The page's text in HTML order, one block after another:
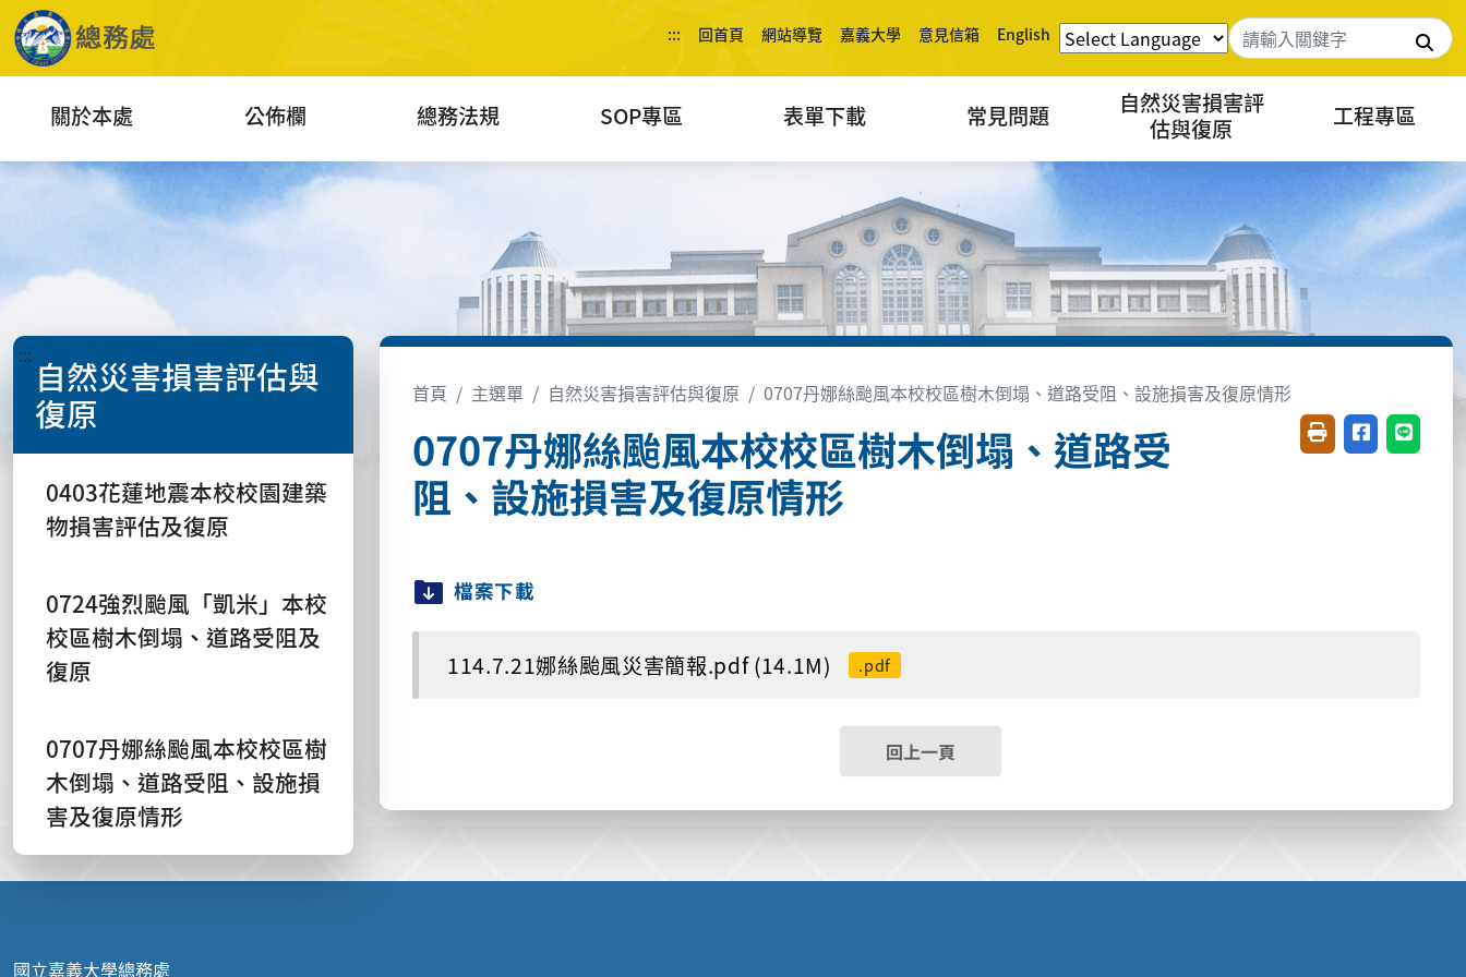
::: 回首頁 網站導覽 嘉義大學 意見信箱 English 搜尋
關於本處 公佈欄 總務法規 SOP專區 表單下載 常見問題
自然災害損害評
估與復原
工程專區
::: 自然災害損害評估與
復原
0403花蓮地震本校校園建築
物損害評估及復原
0724強烈颱風「凱米」本校
校區樹木倒塌、道路受阻及
復原
0707丹娜絲颱風本校校區樹
木倒塌、道路受阻、設施損
害及復原情形
首頁 主選單 自然災害損害評估與復原 0707丹娜絲颱風本校校區樹木倒塌、道路受阻、設施損害及復原情形
0707丹娜絲颱風本校校區樹木倒塌、道路受
阻、設施損害及復原情形
友善列印(開新視窗)
分享至臉書(
分享至
檔案下載
114.7.21娜絲颱風災害簡報.pdf (14.1M) .pdf
回上一頁
國立嘉義大學總務處